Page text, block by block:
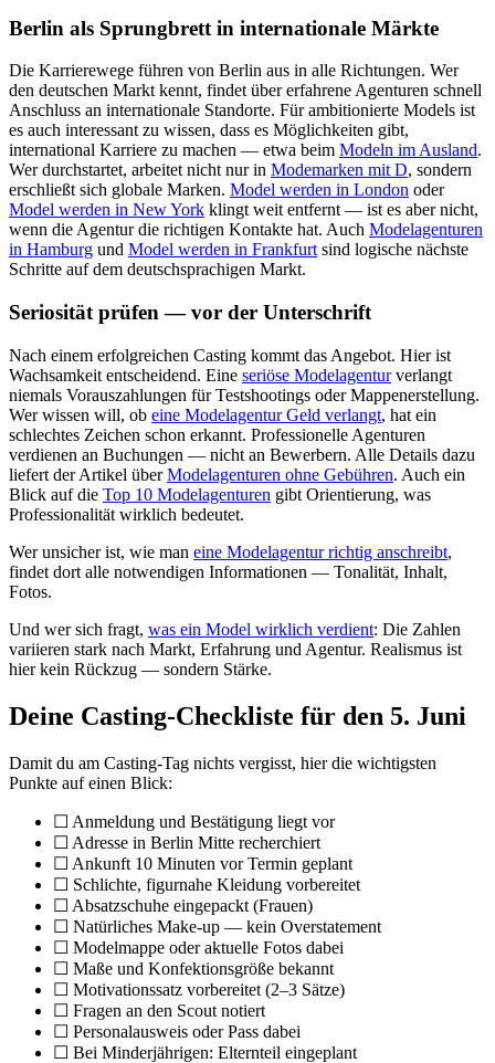
Berlin als Sprungbrett in internationale Märkte
Die Karrierewege führen von Berlin aus in alle Richtungen. Wer
den deutschen Markt kennt, findet über erfahrene Agenturen schnell
Anschluss an internationale Standorte. Für ambitionierte Models ist
es auch interessant zu wissen, dass es Möglichkeiten gibt,
international Karriere zu machen — etwa beim Modeln im Ausland.
Wer durchstartet, arbeitet nicht nur in Modemarken mit D, sondern
erschließt sich globale Marken. Model werden in London oder
Model werden in New York klingt weit entfernt — ist es aber nicht,
wenn die Agentur die richtigen Kontakte hat. Auch Modelagenturen
in Hamburg und Model werden in Frankfurt sind logische nächste
Schritte auf dem deutschsprachigen Markt.
Seriosität prüfen — vor der Unterschrift
Nach einem erfolgreichen Casting kommt das Angebot. Hier ist
Wachsamkeit entscheidend. Eine seriöse Modelagenturverlangt
niemals Vorauszahlungen für Testshootings oder Mappenerstellung.
Wer wissen will, ob eine Modelagentur Geld verlangt, hat ein
schlechtes Zeichen schon erkannt. Professionelle Agenturen
verdienen an Buchungen — nicht an Bewerbern. Alle Details dazu
liefert der Artikel überModelagenturen ohne Gebühren. Auch ein
Blick auf die Top 10 Modelagenturen gibt Orientierung, was
Professionalität wirklich bedeutet.
Wer unsicher ist, wie man eine Modelagentur richtig anschreibt,
findet dort alle notwendigen Informationen — Tonalität, Inhalt,
Fotos.
Und wer sich fragt, was ein Model wirklich verdient: Die Zahlen
variieren stark nach Markt, Erfahrung und Agentur. Realismus ist
hier kein Rückzug — sondern Stärke.
Deine Casting-Checkliste für den 5. Juni
Damit du am Casting-Tag nichts vergisst, hier die wichtigsten
Punkte auf einen Blick:
☐ Anmeldung und Bestätigung liegt vor
☐ Adresse in Berlin Mitte recherchiert
☐ Ankunft 10 Minuten vor Termin geplant
☐ Schlichte, figurnahe Kleidung vorbereitet
☐ Absatzschuhe eingepackt (Frauen)
☐ Natürliches Make-up — kein Overstatement
☐ Modelmappe oder aktuelle Fotos dabei
☐ Maße und Konfektionsgröße bekannt
☐ Motivationssatz vorbereitet (2–3 Sätze)
☐ Fragen an den Scout notiert
☐ Personalausweis oder Pass dabei
☐ Bei Minderjährigen: Elternteil eingeplant